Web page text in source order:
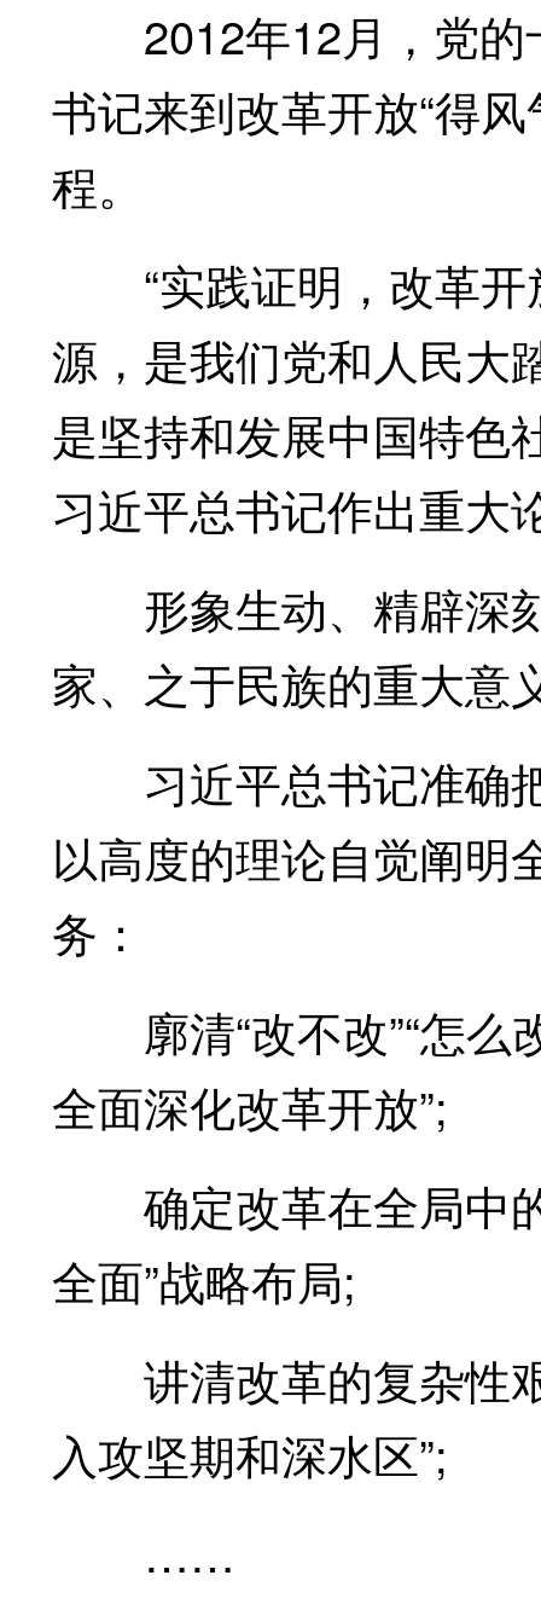
2012年12月，党的
书记来到改革开放“得
程。
“实践证明，改革开
源，是我们党和人民大
是坚持和发展中国特色
习近平总书记作出重大
形象生动、精辟深
家、之于民族的重大意
习近平总书记准确
以高度的理论自觉阐明
务：
廓清“改不改”“怎么
全面深化改革开放”;
确定改革在全局中的
全面”战略布局;
讲清改革的复杂性艰
入攻坚期和深水区”;
……